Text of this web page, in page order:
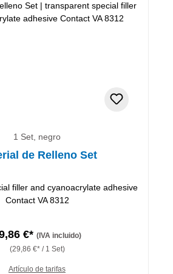
1 Set, negro
de Relleno Set
filler and cyanoacrylate adhesive
Contact VA 8312
€* (IVA incluido)
(29,86 €* / 1 Set)
Artículo de tarifas